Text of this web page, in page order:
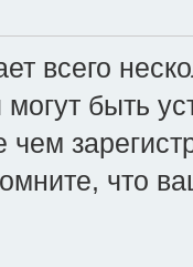
всего
быть
что